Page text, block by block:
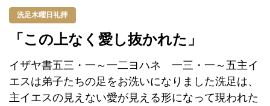
洗足木曜日礼拝
「この上なく愛し抜かれた」
イザヤ書五三・一～一二ヨハネ 一三・一～五主イ
エスは弟子たちの足をお洗いになりました洗足は、
主イエスの見えない愛が見える形になって現われた